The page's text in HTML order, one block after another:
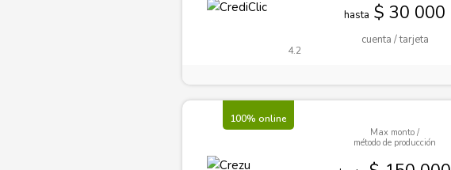
4.2
hasta $ 30 000
cuenta / tarjeta
100% online
Max monto /
método de producción